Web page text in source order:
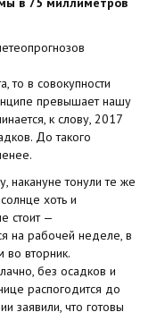
то в совокупности
превышает нашу
к слову, 2017
До такого
накануне тонули те же
хоть и
стоит —
на рабочей неделе, в
вторник.
без осадков и
распогодится до
заявили, что готовы